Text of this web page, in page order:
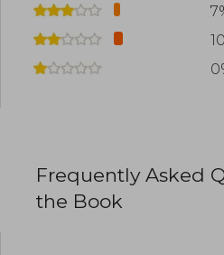
Frequently Asked
the Book